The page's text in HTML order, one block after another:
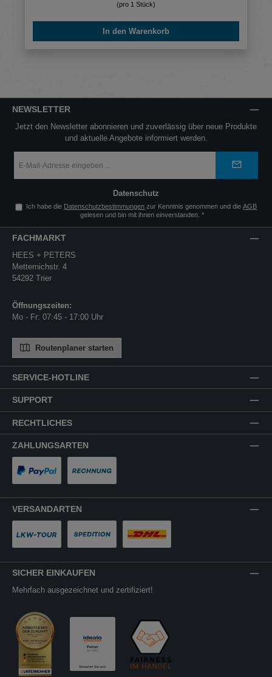
(pro 1 Stück)
In den Warenkorb
NEWSLETTER
Jetzt den Newsletter abonnieren und zuverlässig über neue Produkte
und aktuelle Angebote informiert werden.
Mail-
*
Datenschutz
Ich habe die Datenschutzbestimmungen zur Kenntnis genommen und dieAGB
gelesen und bin mit ihnen einverstanden. *
SERVICE-HOTLINE
SUPPORT
RECHTLICHES
ZAHLUNGSARTEN
VERSANDARTEN
FACHMARKT
HEES + PETERS
Metternichstr. 4
54292 Trier
Öffnungszeiten:
Mo - Fr: 07:45 - 17:00 Uhr
Routenplaner starten
SICHER EINKAUFEN
Mehrfach ausgezeichnet und zertifiziert!